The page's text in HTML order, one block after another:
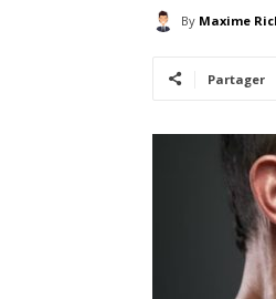
By Maxime
Partager